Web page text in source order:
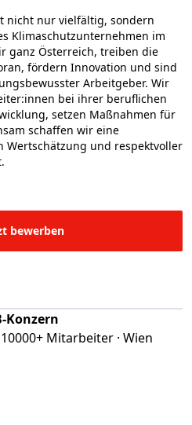
nicht nur vielfältig, sondern
Klimaschutzunternehmen im
ganz Österreich, treiben die
fördern Innovation und sind
Arbeitgeber. Wir
bei ihrer beruflichen
setzen Maßnahmen für
schaffen wir eine
Wertschätzung und respektvoller
bewerben
Konzern
Mitarbeiter · Wien